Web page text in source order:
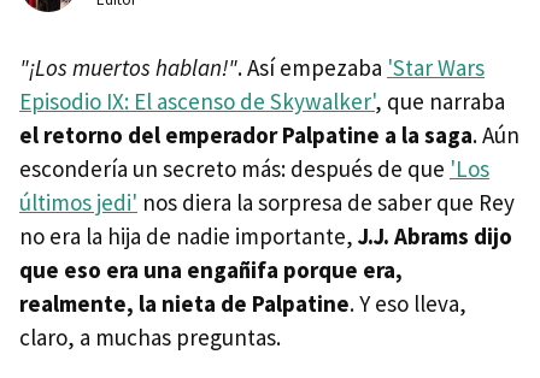
"¡Los muertos hablan!". Así empezaba 'Star Wars
Episodio IX: El ascenso de Skywalker', que narraba
el retorno del emperador Palpatine a la saga. Aún
escondería un secreto más: después de que 'Los
últimos jedi' nos diera la sorpresa de saber que Rey
no era la hija de nadie importante, J.J. Abrams dijo
que eso era una engañifa porque era,
realmente, la nieta de Palpatine. Y eso lleva,
claro, a muchas preguntas.